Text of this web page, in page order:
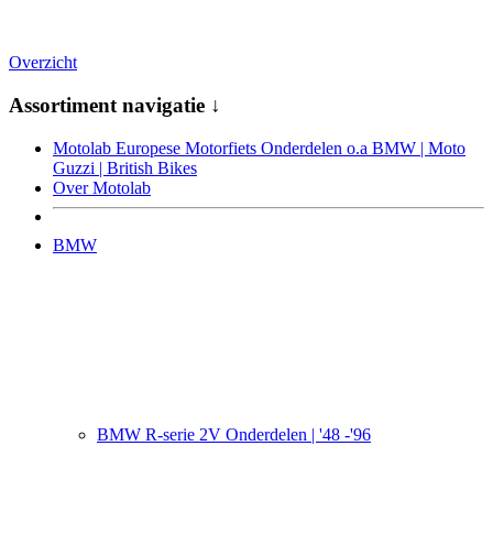
Overzicht
Assortiment navigatie ↓
Motolab Europese Motorfiets Onderdelen o.a BMW | Moto
Guzzi | British Bikes
Over Motolab
BMW
BMW R-serie 2V Onderdelen | '48 -'96